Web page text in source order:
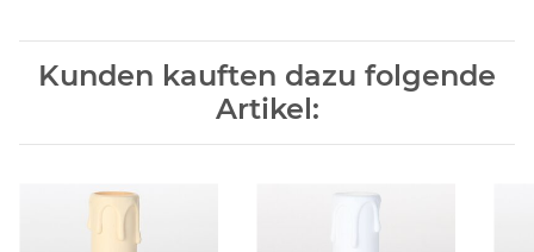
Kunden kauften dazu folgende
Artikel: